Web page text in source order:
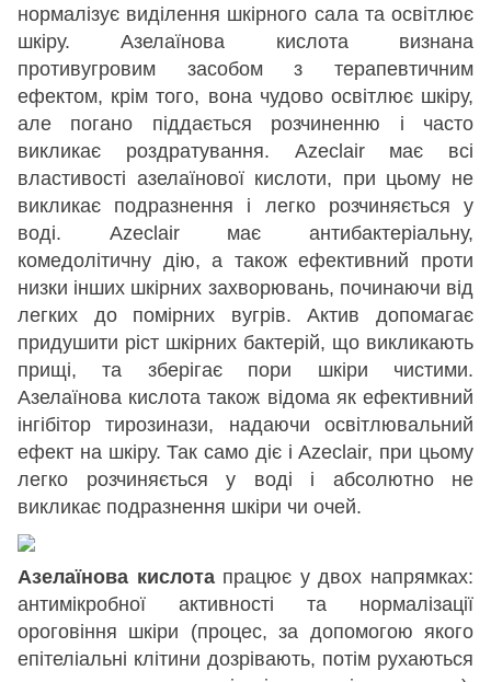
нормалізує виділення шкірного сала та освітлює
шкіру. Азелаїнова кислота визнана
противугровим засобом з терапевтичним
ефектом, крім того, вона чудово освітлює шкіру,
але погано піддається розчиненню і часто
викликає роздратування. Azeclair має всі
властивості азелаїнової кислоти, при цьому не
викликає подразнення і легко розчиняється у
воді. Azeclair має антибактеріальну,
комедолітичну дію, а також ефективний проти
низки інших шкірних захворювань, починаючи від
легких до помірних вугрів. Актив допомагає
придушити ріст шкірних бактерій, що викликають
прищі, та зберігає пори шкіри чистими.
Азелаїнова кислота також відома як ефективний
інгібітор тирозинази, надаючи освітлювальний
ефект на шкіру. Так само діє і Azeclair, при цьому
легко розчиняється у воді і абсолютно не
викликає подразнення шкіри чи очей.
Aзелаїнова кислотапрацює у двох напрямках:
антимікробної активності та нормалізації
ороговіння шкіри (процес, за допомогою якого
епітеліальні клітини дозрівають, потім рухаються